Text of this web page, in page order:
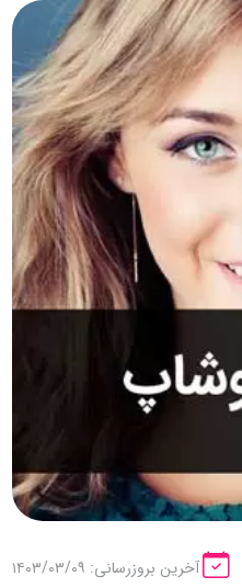
آخرین بروزرسانی: ۱۴۰۳/۰۳/۰۹